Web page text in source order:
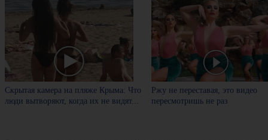
Скрытая камера на пляже Крыма: Что
люди вытворяют, когда их не видят...
Ржу не переставая, это видео
пересмотришь не раз